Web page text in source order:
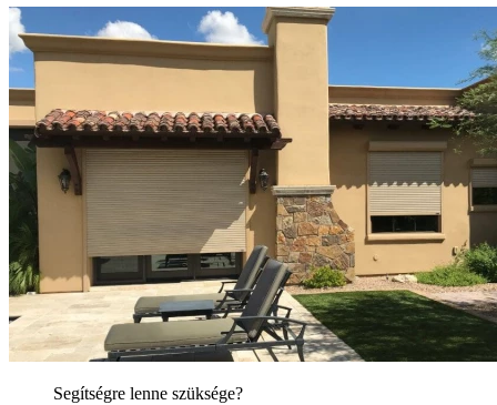
Segítségre lenne szüksége?